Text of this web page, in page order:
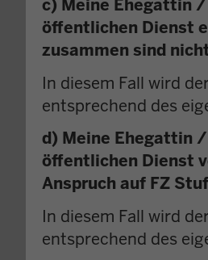
c) Meine Ehegattin
öffentlichen Dienst
zusammen sind
In diesem Fall wird
entsprechend des
d) Meine Ehegattin
öffentlichen Dienst
Anspruch auf FZ
In diesem Fall wird
entsprechend des